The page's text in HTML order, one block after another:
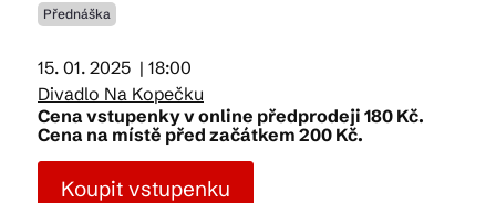
Články
Suvenýry
Přednáška
15. 01. 2025 | 18:00
Divadlo Na Kopečku
Cena vstupenky v online předprodeji 180 Kč.
Cena na místě před začátkem 200 Kč.
Koupit vstupenku